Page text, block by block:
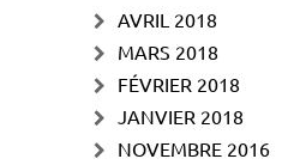
AVRIL 2018
MARS 2018
FÉVRIER 2018
JANVIER 2018
NOVEMBRE 2016